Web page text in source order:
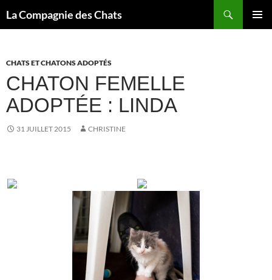
La Compagnie des Chats
CHATS ET CHATONS ADOPTÉS
CHATON FEMELLE
ADOPTÉE : LINDA
31 JUILLET 2015 CHRISTINE